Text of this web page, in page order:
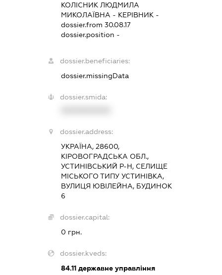
КОЛІСНИК ЛЮДМИЛА
МИКОЛАЇВНА - КЕРІВНИК -
dossier.from 30.08.17
dossier.position -
dossier.beneficiaries:
dossier.missingData
dossier.smida:
dossier.address:
УКРАЇНА, 28600,
КІРОВОГРАДСЬКА ОБЛ.,
УСТИНІВСЬКИЙ Р-Н, СЕЛИЩЕ
МІСЬКОГО ТИПУ УСТИНІВКА,
ВУЛИЦЯ ЮВІЛЕЙНА, БУДИНОК
6
dossier.capital:
0 грн.
dossier.kveds:
84.11державне управління